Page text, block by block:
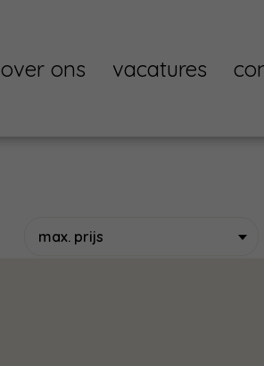
over ons vacatures
max. prijs